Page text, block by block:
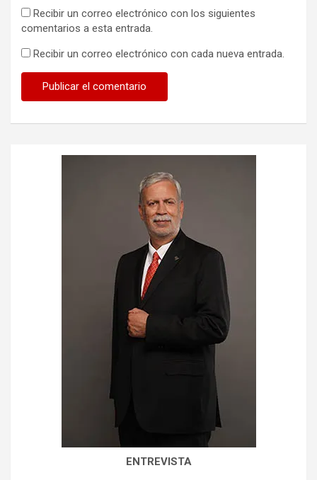
Recibir un correo electrónico con los siguientes
comentarios a esta entrada.
Recibir un correo electrónico con cada nueva entrada.
ENTREVISTA